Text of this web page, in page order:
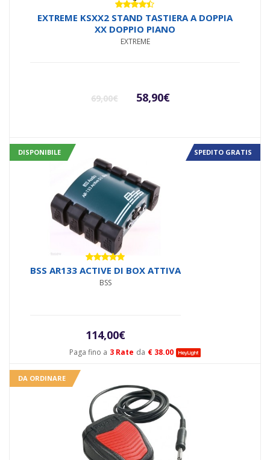
Valutato
4.33su
5
EXTREME KSXX2 STAND TASTIERA A DOPPIA
XX DOPPIO PIANO
EXTREME
69,00€
Il
originale
era:
69,00€.
58,90€
attuale
DISPONIBILE SPEDITO GRATIS
Paga fino a 3 Rate da € 38.00
Valutato
5.00su 5
BSS AR133 ACTIVE DI BOX ATTIVA
BSS
114,00€
DA ORDINARE